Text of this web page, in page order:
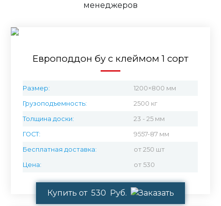
менеджеров
Европоддон бу с клеймом 1 сорт
Размер: 1200×800 мм
Грузоподъемность: 2500 кг
Толщина доски: 23 - 25 мм
ГОСТ: 9557-87 мм
Бесплатная доставка: от 250 шт
Цена: от 530
Купить от 530 Руб.